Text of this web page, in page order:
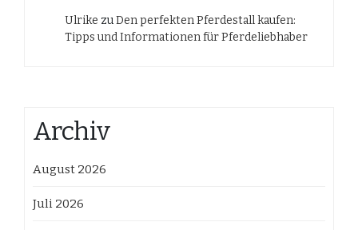
Ulrike zuDen perfekten Pferdestall kaufen:
Tipps und Informationen für Pferdeliebhaber
Archiv
August 2026
Juli 2026